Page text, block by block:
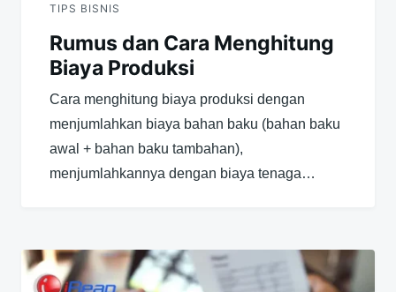
TIPS BISNIS
Rumus dan Cara Menghitung
Biaya Produksi
Cara menghitung biaya produksi dengan
menjumlahkan biaya bahan baku (bahan baku
awal + bahan baku tambahan),
menjumlahkannya dengan biaya tenaga…